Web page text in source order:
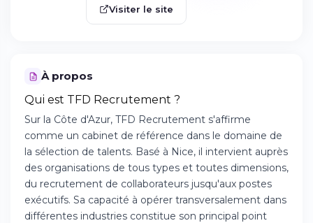
Visiter le site
À propos
Qui est TFD Recrutement ?
Sur la Côte d'Azur, TFD Recrutement s'affirme
comme un cabinet de référence dans le domaine de
la sélection de talents. Basé à Nice, il intervient auprès
des organisations de tous types et toutes dimensions,
du recrutement de collaborateurs jusqu'aux postes
exécutifs. Sa capacité à opérer transversalement dans
différentes industries constitue son principal point